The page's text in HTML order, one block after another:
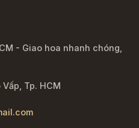
- Giao hoa nhanh chóng,
Vấp, Tp. HCM